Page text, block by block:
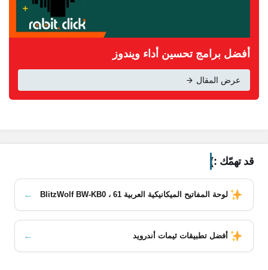
أفضل برامج تحسين أداء ويندوز
عرض المقال
قد تهمّك :)
لوحة المفاتيح الميكانيكية العربية BlitzWolf BW-KB0 ، 61 ←
أفضل تطبيقات ثيمات أندرويد ←